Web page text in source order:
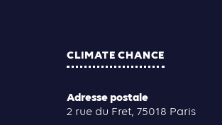
CLIMATE CHANCE
Adresse postale
2 rue du Fret, 75018 Paris